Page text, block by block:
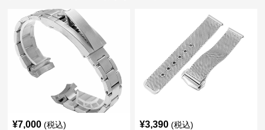
¥7,000 (税込) ¥3,390 (税込)